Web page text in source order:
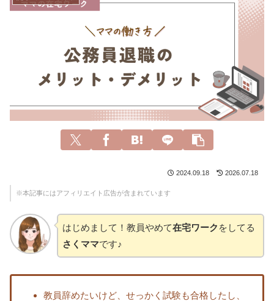
2024.09.18 2026.07.18
※本記事にはアフィリエイト広告が含まれています
はじめまして！教員やめて在宅ワーク をしてる
さくママです♪
教員辞めたいけど、せっかく試験も合格したし、